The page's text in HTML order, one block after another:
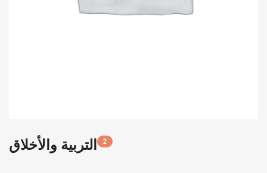
التربية والأخلاق 2